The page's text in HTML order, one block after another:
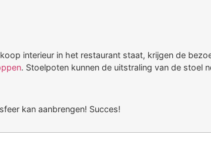
interieur in het restaurant staat, krijgen de
. Stoelpoten kunnen de uitstraling van de stoel
kan aanbrengen! Succes!